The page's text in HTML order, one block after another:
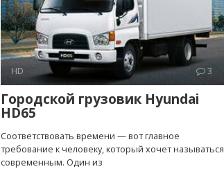
HD 3
Городской грузовик Hyundai
HD65
Соответствовать времени — вот главное
требование к человеку, который хочет называться
современным. Один из